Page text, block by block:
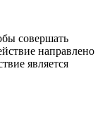
совершать
направлено
является